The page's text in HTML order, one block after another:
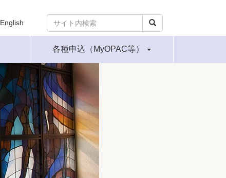
English
各種申込（MyOPAC等）